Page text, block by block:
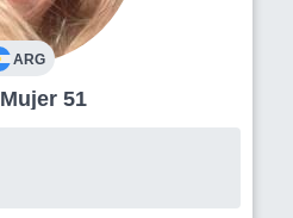
ARG
Pilar Mujer 51